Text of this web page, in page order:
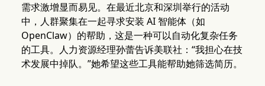
需求激增显而易见。在最近北京和深圳举行的活动
中，人群聚集在一起寻求安装 AI 智能体（如
OpenClaw）的帮助，这是一种可以自动化复杂任务
的工具。人力资源经理孙蕾告诉美联社：“我担心在技
术发展中掉队。”她希望这些工具能帮助她筛选简历。